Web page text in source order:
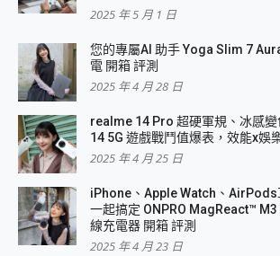
2025 年 5 月 1 日
您的專屬AI 助手 Yoga Slim 7
電 開箱 評測
2025 年 4 月 28 日
realme 14 Pro 超硬軍規、冰感
14 5G 遊戲戰鬥值爆表，效能x娛
2025 年 4 月 25 日
iPhone、Apple Watch、AirPods
一起搞定 ONPRO MagReact™
線充電器 開箱 評測
2025 年 4 月 23 日